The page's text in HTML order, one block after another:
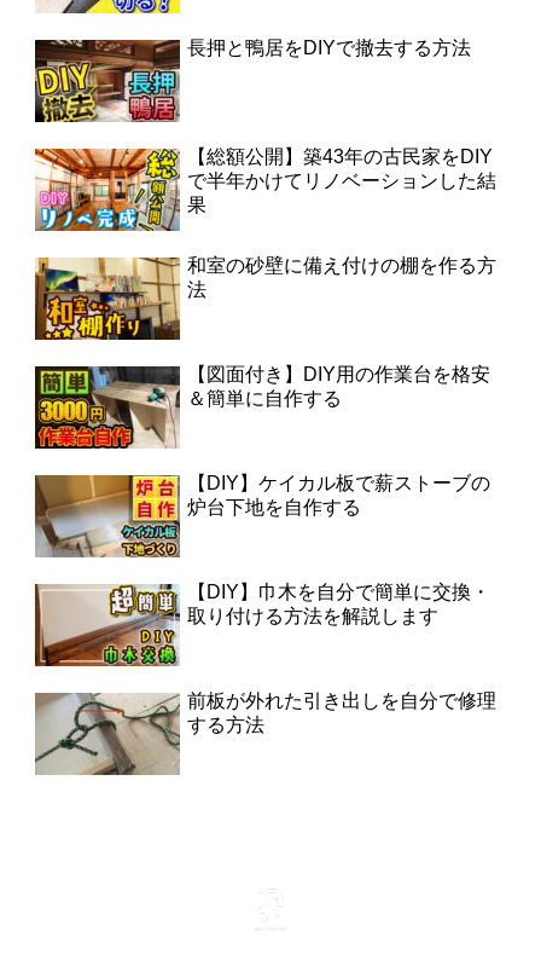
長押と鴨居をDIYで撤去する方法
【総額公開】築43年の古民家をDIY
で半年かけてリノベーションした結
果
和室の砂壁に備え付けの棚を作る方
法
【図面付き】DIY用の作業台を格安
＆簡単に自作する
【DIY】ケイカル板で薪ストーブの
炉台下地を自作する
【DIY】巾木を自分で簡単に交換・
取り付ける方法を解説します
前板が外れた引き出しを自分で修理
する方法